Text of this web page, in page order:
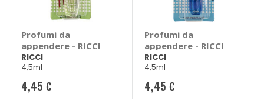
Profumi da
appendere - RICCI
RICCI
4,5ml
4,45 €
Profumi da
appendere - RICCI
RICCI
4,5ml
4,45 €